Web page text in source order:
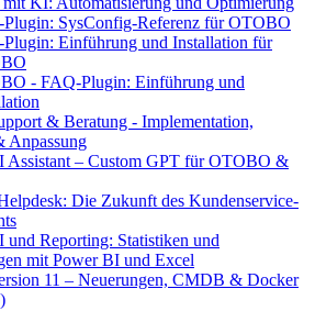
SysConfig-Referenz für OTOBO
Einführung und Installation für
- FAQ-Plugin: Einführung und
& Beratung - Implementation,
Anpassung
– Custom GPT für OTOBO &
Die Zukunft des Kundenservice-
Reporting: Statistiken und
mit Power BI und Excel
11 – Neuerungen, CMDB & Docker